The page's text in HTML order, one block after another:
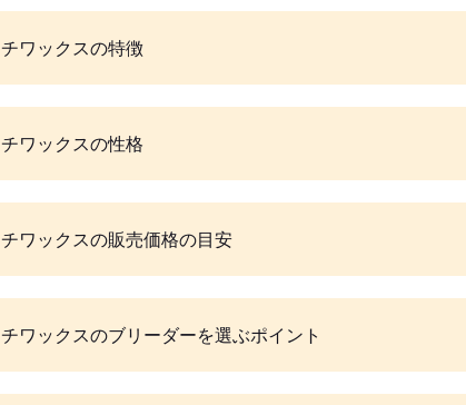
チワックスの特徴
チワックスの性格
チワックスの販売価格の目安
チワックスのブリーダーを選ぶポイント